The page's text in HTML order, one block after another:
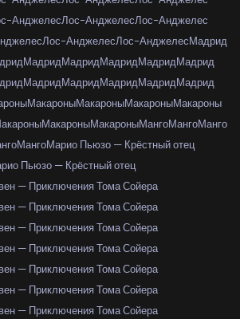
АнджелесЛос-АнджелесЛос-Анджелес
Лос-АнджелесЛос-АнджелесМадрид
МадридМадридМадридМадридМадрид
МадридМадридМадридМадридМадрид
МакароныМакароныМакароныМакароны
МакароныМакароныМангоМангоМанго
МангоМарио Пьюзо — Крёстный отец
Пьюзо — Крёстный отец
— Приключения Тома Сойера
— Приключения Тома Сойера
— Приключения Тома Сойера
— Приключения Тома Сойера
— Приключения Тома Сойера
— Приключения Тома Сойера
— Приключения Тома Сойера